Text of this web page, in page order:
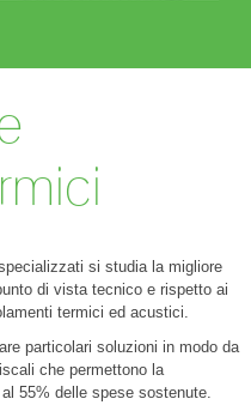
si studia la migliore
di vista tecnico e rispetto ai
termici ed acustici.
particolari soluzioni in modo da
che permettono la
55% delle spese sostenute.